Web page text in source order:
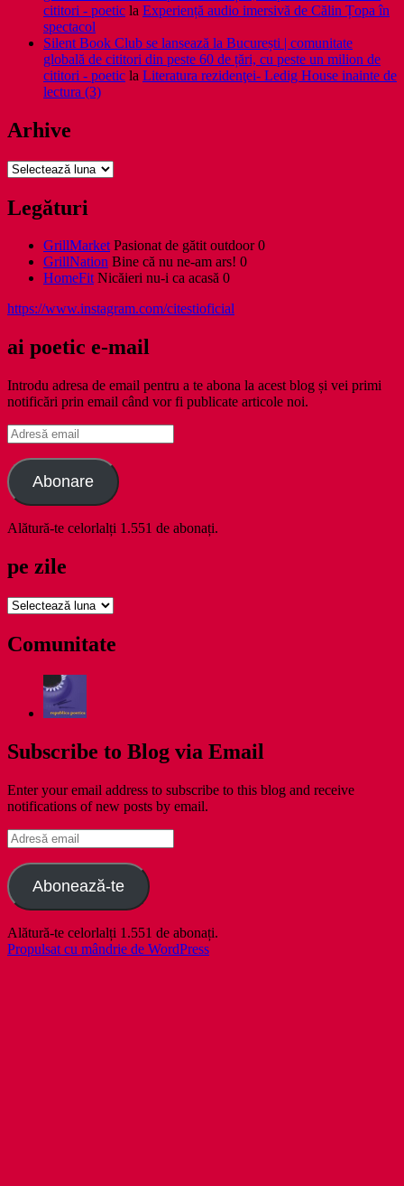
cititori - poetic la Experiență audio imersivă de Călin Țopa în
spectacol
Silent Book Club se lansează la București | comunitate
globală de cititori din peste 60 de țări, cu peste un milion de
cititori - poetic la Literatura rezidenţei- Ledig House inainte de
lectura (3)
Arhive
Arhive
Legături
GrillMarketPasionat de gătit outdoor 0
GrillNation Bine că nu ne-am ars! 0
HomeFitNicăieri nu-i ca acasă 0
https://www.instagram.com/citestioficial
ai poetic e-mail
Introdu adresa de email pentru a te abona la acest blog și vei primi
notificări prin email când vor fi publicate articole noi.
Adresă
email
Abonare
Alătură-te celorlalți 1.551 de abonați.
pe zile
pe
Comunitate
Subscribe to Blog via Email
Enter your email address to subscribe to this blog and receive
notifications of new posts by email.
Adresă
email
Abonează-te
Alătură-te celorlalți 1.551 de abonați.
Propulsat cu mândrie de WordPress